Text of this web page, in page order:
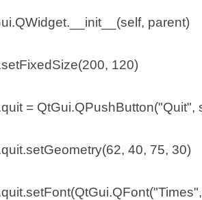
parent)
120)
= QtGui.QPushButton("Quit",
40, 75, 30)